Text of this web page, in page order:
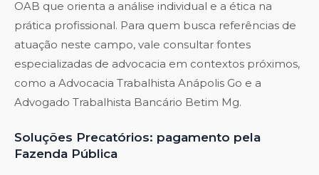
OAB que orienta a análise individual e a ética na
prática profissional. Para quem busca referências de
atuação neste campo, vale consultar fontes
especializadas de advocacia em contextos próximos,
como a Advocacia Trabalhista Anápolis Go e a
Advogado Trabalhista Bancário Betim Mg.
Soluções Precatórios: pagamento pela
Fazenda Pública